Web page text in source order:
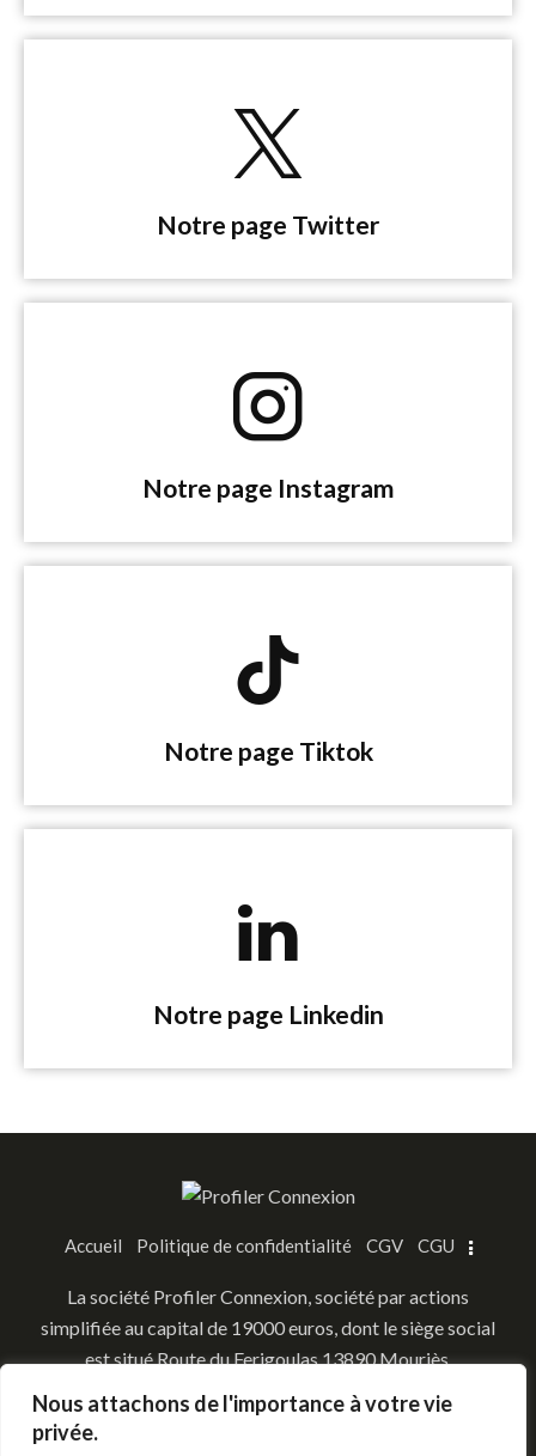
Nous attachons de l'importance à votre vie
privée.
Notre page Twitter
Notre page ​Instagram
Notre page Tiktok
Notre page Linkedin
Accueil Politique de confidentialité CGV CGU
​La société Profiler Connexion, société par actions
simplifiée au capital de 19000 euros, dont le siège social
est situé Route du Ferigoulas 13890 Mouriès,
Tarascon sous le numéro 953 163 482